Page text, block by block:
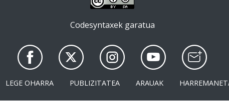
Codesyntaxek garatua
LEGE OHARRA PUBLIZITATEA ARAUAK